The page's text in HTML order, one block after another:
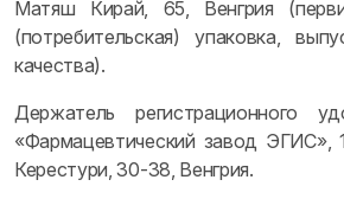
Матяш Кирай, 65, Венгрия
(потребительская) упаковка,
качества).
Держатель регистрационного
«Фармацевтический завод ЭГИС»,
Керестури, 30-38, Венгрия.